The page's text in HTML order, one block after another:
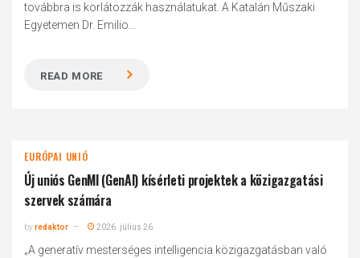
továbbra is korlátozzák használatukat. A Katalán Műszaki
Egyetemen Dr. Emilio...
READ MORE
EURÓPAI UNIÓ
Új uniós GenMI (GenAI) kísérleti projektek a közigazgatási
szervek számára
byredaktor 2026. július 26.
„A generatív mesterséges intelligencia közigazgatásban való